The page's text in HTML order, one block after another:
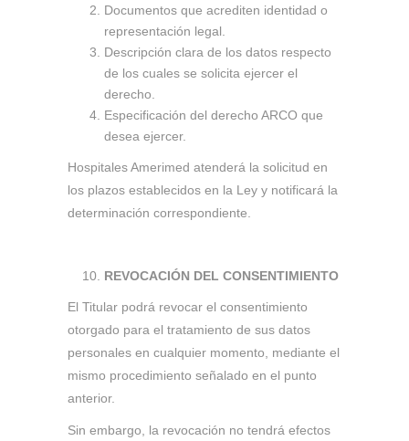
Documentos que acrediten identidad o
representación legal.
Descripción clara de los datos respecto
de los cuales se solicita ejercer el
derecho.
Especificación del derecho ARCO que
desea ejercer.
Hospitales Amerimed atenderá la solicitud en
los plazos establecidos en la Ley y notificará la
determinación correspondiente.
REVOCACIÓN DEL CONSENTIMIENTO
El Titular podrá revocar el consentimiento
otorgado para el tratamiento de sus datos
personales en cualquier momento, mediante el
mismo procedimiento señalado en el punto
anterior.
Sin embargo, la revocación no tendrá efectos